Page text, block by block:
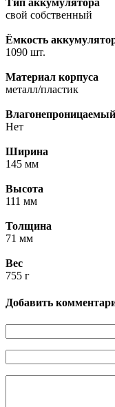
Тип аккумулятора
свой собственный
Ёмкость
1090 шт.
Материал корпуса
металл/пластик
Нет
Ширина
145 мм
Высота
111 мм
Толщина
71 мм
Вес
755 г
Добавить